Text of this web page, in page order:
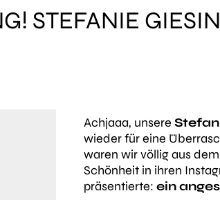
STEFANIE
Achjaaa, unsere
wieder für eine
waren wir völlig aus
Schönheit in ihren
präsentierte: ein